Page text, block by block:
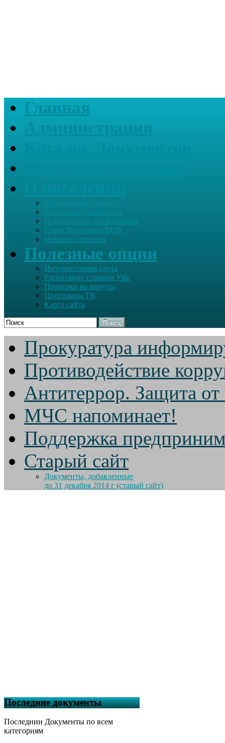
Главная
Банковские реквизиты
Предприятия, организации
Стела Ветеранам ВОВ
Немного истории
Полезные опции
Интерактивная карта
Расписание станция Уфа
Проверка на вирусы
Программа ТВ
Карта сайта
Поиск
Прокуратура
Противодействие
Антитеррор. Защита
МЧС напоминает!
Поддержка
Старый сайт
Документы, добавленные
до 31 декабря 2014 г (старый сайт)
Последние документы
Последнии Документы по всем
категориям